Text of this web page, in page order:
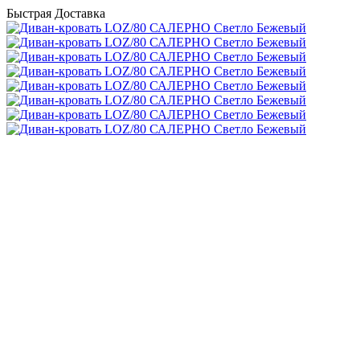
Быстрая Доставка